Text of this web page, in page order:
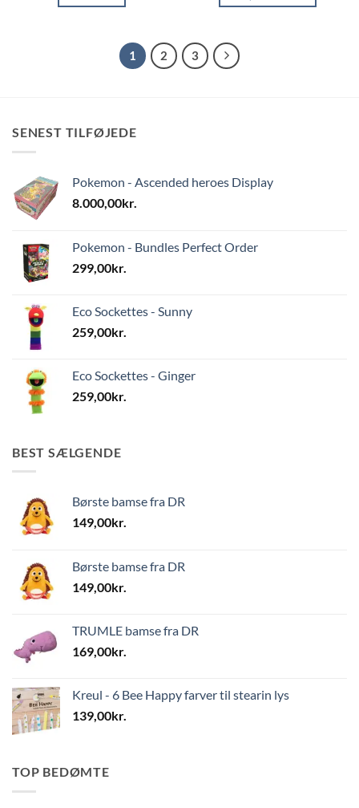
1 2 3
SENEST TILFØJEDE
Pokemon - Ascended heroes Display
8.000,00kr.
Pokemon - Bundles Perfect Order
299,00kr.
Eco Sockettes - Sunny
259,00kr.
Eco Sockettes - Ginger
259,00kr.
BEST SÆLGENDE
Børste bamse fra DR
149,00kr.
Børste bamse fra DR
149,00kr.
TRUMLE bamse fra DR
169,00kr.
Kreul - 6 Bee Happy farver til stearin lys
139,00kr.
TOP BEDØMTE